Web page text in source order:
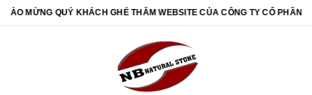
MỪNG QUÝ KHÁCH GHÉ THĂM WEBSITE CỦA CÔNG TY CỔ PHẦN